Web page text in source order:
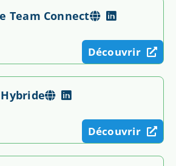
Team Connect
Découvrir
Hybride
Découvrir